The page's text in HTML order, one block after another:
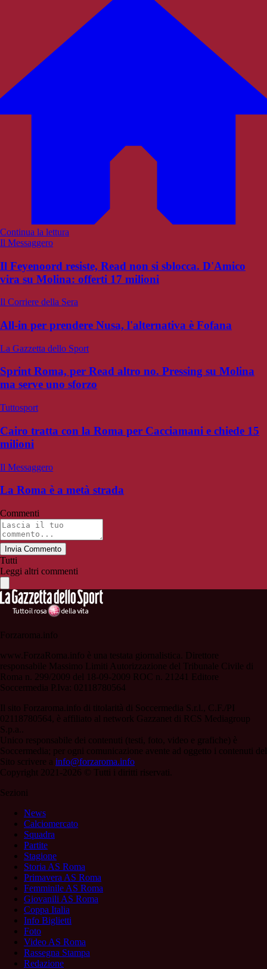
Continua la lettura
Il Messaggero
Il Feyenoord resiste, Read non si sblocca. D'Amico
vira su Molina: offerti 17 milioni
Il Corriere della Sera
All-in per prendere Nusa, l'alternativa è Fofana
La Gazzetta dello Sport
Sprint Roma, per Read altro no. Pressing su Molina
ma serve uno sforzo
Tuttosport
Cairo tratta con la Roma per Cacciamani e chiede 15
milioni
Il Messaggero
La Roma è a metà strada
Commenti
Invia Commento
Tutti
Leggi altri commenti
Forzaroma.info
www.ForzaRoma.info è una testata giornalistica. Direttore
responsabile Massimo Limiti Autorizzazione del Tribunale Civile di
Roma n. 299/2009 del 18-09-2009 ROC n. 21241 Editore
Soccermedia P.Iva: 02118780564
Il sito Forzaroma.info di titolarità di Soccermedia S.r.l., C.F./PI
02118780564, è affiliato al network Gazzanet di RCS Mediagroup
S.p.a..
Unico responsabile dei contenuti (testi, foto, video e grafiche) è
Soccermedia; per ogni comunicazione avente ad oggetto i contenuti del
Sito scrivere a info@forzaroma.info
Copyright 2021-2026 © Tutti i diritti riservati.
Sezioni
News
Calciomercato
Squadra
Partite
Stagione
Storia AS Roma
Primavera AS Roma
Femminile AS Roma
Giovanili AS Roma
Coppa Italia
Info Biglietti
Foto
Video AS Roma
Rassegna Stampa
Redazione